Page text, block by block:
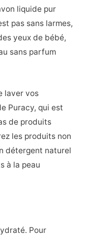
liquide pur
pas sans larmes,
yeux de bébé,
sans parfum
laver vos
Puracy, qui est
de produits
les produits non
détergent naturel
à la peau
Pour